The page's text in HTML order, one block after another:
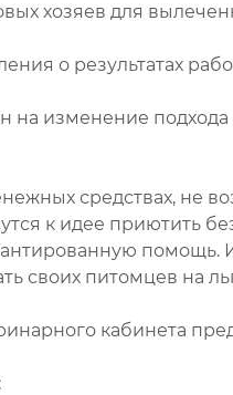
хозяев для
о результатах
на изменение
средствах, не
к идее приютить
своих питомцев на
кабинета